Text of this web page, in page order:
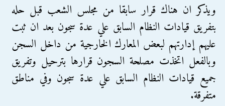
ويذكر ان هناك قرار سابقا من مجلس الشعب قبل حله
بتفريق قيادات النظام السابق علي عدة سجون بعد ان ثبت
عليهم إدارتهم لبعض المعارك الخارجية من داخل السجن
وبالفعل اتخذت مصلحة السجون قرارها بترحيل وتفريق
جميع قيادات النظام السابق علي عدة سجون وفي مناطق
متفرقة.